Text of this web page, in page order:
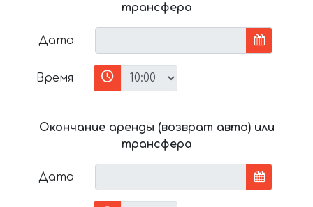
трансфера
Дата
Время
Окончание аренды (возврат авто) или
трансфера
Дата